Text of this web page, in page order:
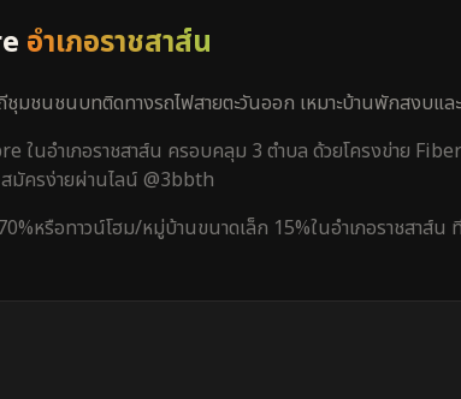
อำเภอราชสาส์น
ชุมชนชนบทติดทางรถไฟสายตะวันออก เหมาะบ้านพักสงบแล
ในอำเภอราชสาส์น ครอบคลุม 3 ตำบล ด้วยโครงข่าย
ครง่ายผ่านไลน์ @3bbth
หรือทาวน์โฮม/หมู่บ้านขนาดเล็ก 15%ในอำเภอราชสาส์น